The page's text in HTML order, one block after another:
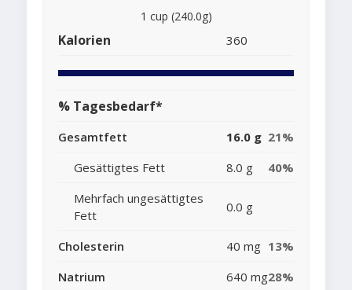
1 cup (240.0g)
Kalorien 360
% Tagesbedarf*
Gesamtfett 16.0 g 21%
Gesättigtes Fett
8.0 g
40%
Mehrfach ungesättigtes
Fett
0.0 g
Cholesterin 40 mg 13%
Natrium
640 mg28%